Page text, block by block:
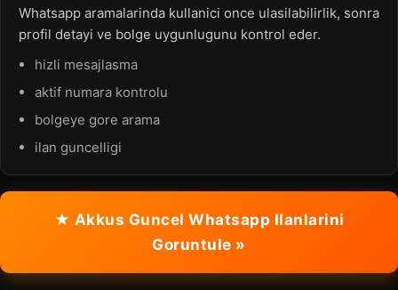
Whatsapp aramalarinda kullanici once ulasilabilirlik, sonra
profil detayi ve bolge uygunlugunu kontrol eder.
hizli mesajlasma
aktif numara kontrolu
bolgeye gore arama
ilan guncelligi
★ Akkus Guncel Whatsapp Ilanlarini
Goruntule »